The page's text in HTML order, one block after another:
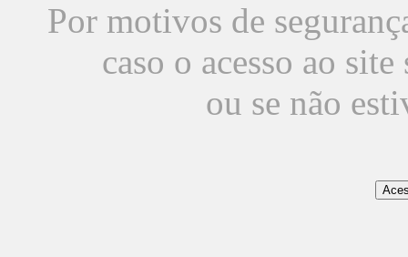
Por motivos de
caso o acesso ao
ou se não